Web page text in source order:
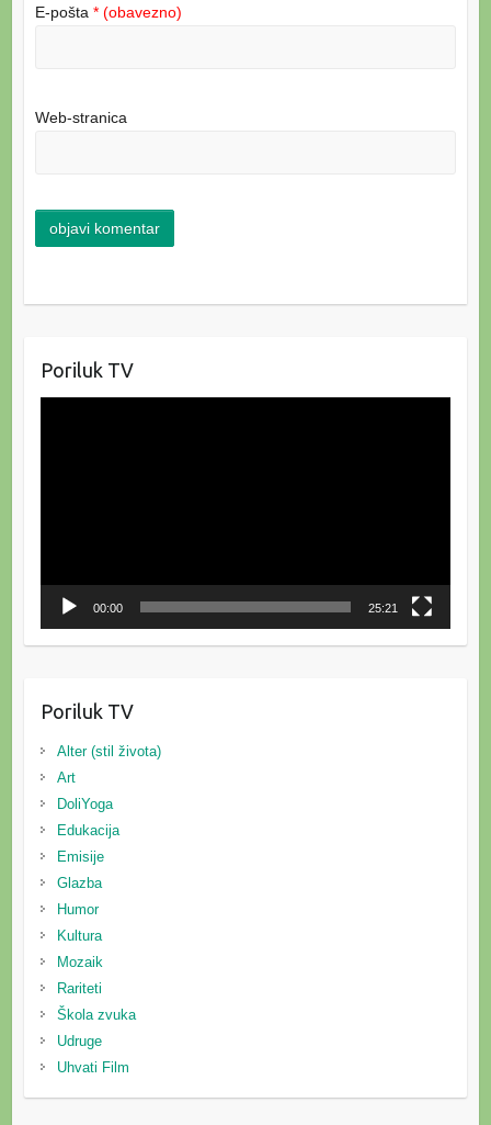
E-pošta * (obavezno)
Web-stranica
Poriluk TV
00:00 25:21
Poriluk TV
Alter (stil života)
Art
DoliYoga
Edukacija
Emisije
Glazba
Humor
Kultura
Mozaik
Rariteti
Škola zvuka
Udruge
Uhvati Film